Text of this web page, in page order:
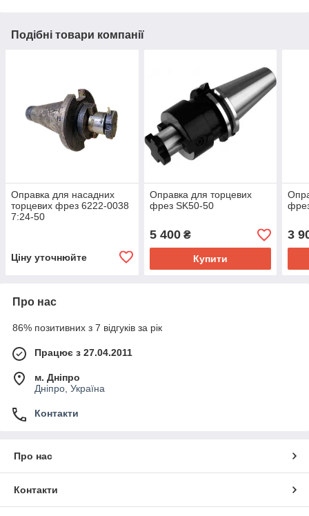
Подібні товари компанії
Оправка для насадних
торцевих фрез 6222-0038
7:24-50
Ціну уточнюйте
Оправка для торцевих
фрез SK50-50
5 400₴
Купити
3
Про нас
86% позитивних з 7 відгуків за рік
Працює з 27.04.2011
м. Дніпро
Дніпро, Україна
Контакти
Про нас
Контакти